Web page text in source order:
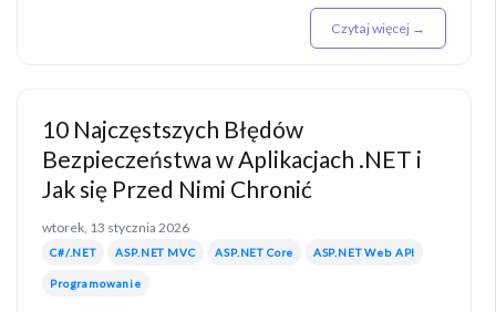
Czytaj więcej →
10 Najczęstszych Błędów
Bezpieczeństwa w Aplikacjach .NET i
Jak się Przed Nimi Chronić
wtorek, 13 stycznia 2026
C#/.NET ASP.NET MVC ASP.NET Core ASP.NET Web API
Programowanie